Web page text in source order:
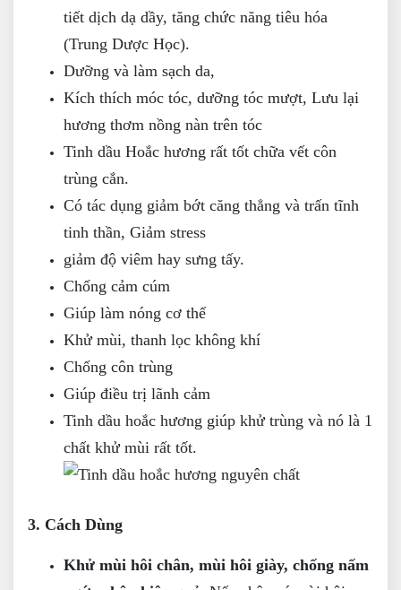
tiết dịch dạ dầy, tăng chức năng tiêu hóa
(Trung Dược Học).
Dưỡng và làm sạch da,
Kích thích móc tóc, dưỡng tóc mượt, Lưu lại
hương thơm nồng nàn trên tóc
Tinh dầu Hoắc hương rất tốt chữa vết côn
trùng cắn.
Có tác dụng giảm bớt căng thẳng và trấn tĩnh
tinh thần, Giảm stress
giảm độ viêm hay sưng tấy.
Chống cảm cúm
Giúp làm nóng cơ thể
Khử mùi, thanh lọc không khí
Chống côn trùng
Giúp điều trị lãnh cảm
Tinh dầu hoắc hương giúp khử trùng và nó là 1
chất khử mùi rất tốt.
3. Cách Dùng
Khử mùi hôi chân, mùi hôi giày, chống nấm